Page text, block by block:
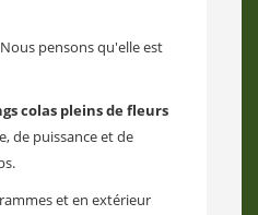
Nous pensons qu'elle est
colas pleins de fleurs
de puissance et de
et en extérieur